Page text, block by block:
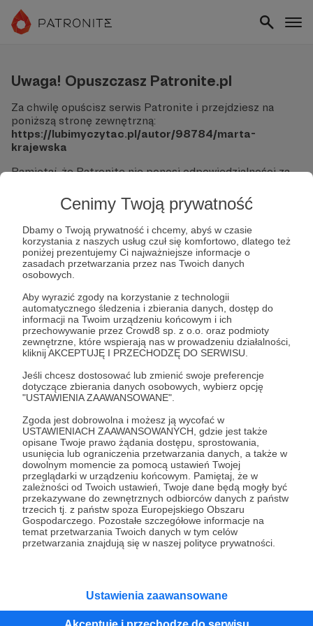
Cenimy Twoją prywatność
Dbamy o Twoją prywatność i chcemy, abyś w czasie
korzystania z naszych usług czuł się komfortowo, dlatego też
poniżej prezentujemy Ci najważniejsze informacje o
zasadach przetwarzania przez nas Twoich danych
osobowych.
Aby wyrazić zgody na korzystanie z technologii
automatycznego śledzenia i zbierania danych, dostęp do
informacji na Twoim urządzeniu końcowym i ich
przechowywanie przez Crowd8 sp. z o.o. oraz podmioty
zewnętrzne, które wspierają nas w prowadzeniu działalności,
kliknij AKCEPTUJĘ I PRZECHODZĘ DO SERWISU.
Jeśli chcesz dostosować lub zmienić swoje preferencje
dotyczące zbierania danych osobowych, wybierz opcję
"USTAWIENIA ZAAWANSOWANE".
Zgoda jest dobrowolna i możesz ją wycofać w
USTAWIENIACH ZAAWANSOWANYCH, gdzie jest także
opisane Twoje prawo żądania dostępu, sprostowania,
usunięcia lub ograniczenia przetwarzania danych, a także w
dowolnym momencie za pomocą ustawień Twojej
przeglądarki w urządzeniu końcowym. Pamiętaj, że w
zależności od Twoich ustawień, Twoje dane będą mogły być
przekazywane do zewnętrznych odbiorców danych z państw
trzecich tj. z państw spoza Europejskiego Obszaru
Gospodarczego. Pozostałe szczegółowe informacje na
temat przetwarzania Twoich danych w tym celów
przetwarzania znajdują się w naszej polityce prywatności.
Ustawienia zaawansowane
Uwaga! Opuszczasz Patronite.pl
Za chwilę opuścisz serwis Patronite i przejdziesz na
poniższą stronę zewnętrzną:
https://lubimyczytac.pl/autor/98784/marta-
krajewska
Pamiętaj, że Patronite nie ponosi odpowiedzialności za
Nie podawaj swoich danych logowania ani informacji
Sprawdź dokładnie adres URL, zanim klikniesz przycisk
"Tak, przejdź do strony".
Jeśli masz wątpliwości, wróć do Patronite i zweryfikuj
link.
Czy na pewno chcesz kontynuować?
Tak, przejdź do strony
Pozostań na Patronite
Kategorie
O Patronite
Dodatkowe produkty
Pomoc
RegulaminPolityka prywatnościPatronite Commons